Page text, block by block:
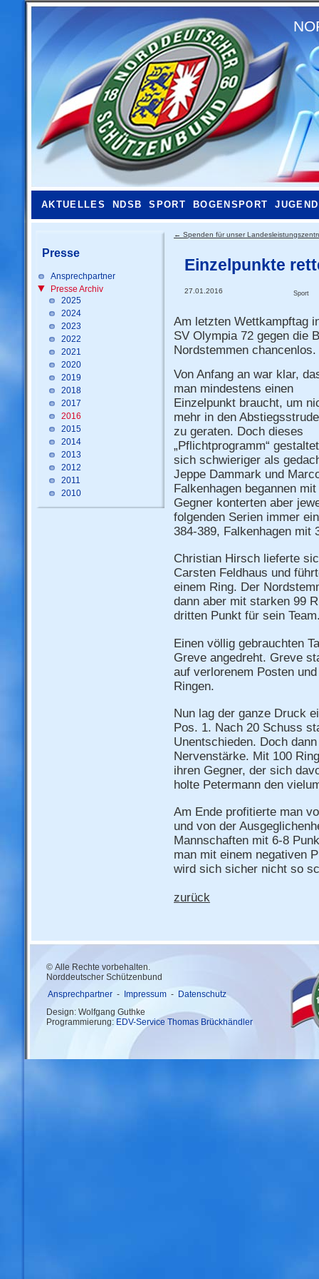
AKTUELLES NDSB SPORT BOGENSPORT JUGEND
Presse
Ansprechpartner
Presse Archiv
2025
2024
2023
2022
2021
2020
2019
2018
2017
2016
2015
2014
2013
2012
2011
2010
← Spenden für unser
Einzelpunkte
27.01.2016 Sport
Am letzten Wettkampftag
SV Olympia 72 gegen die
Nordstemmen chancenlos.
Von Anfang an war klar,
man mindestens einen
Einzelpunkt braucht, um
mehr in den
zu geraten. Doch dieses
„Pflichtprogramm“
sich schwieriger als
Jeppe Dammark und
Falkenhagen begannen
Gegner konterten aber
folgenden Serien immer
384-389, Falkenhagen mit
Christian Hirsch lieferte
Carsten Feldhaus und
einem Ring. Der
dann aber mit starken 99
dritten Punkt für sein
Einen völlig gebrauchten
Greve angedreht. Greve
auf verlorenem Posten
Ringen.
Nun lag der ganze Druck
Pos. 1. Nach 20 Schuss
Unentschieden. Doch
Nervenstärke. Mit 100
ihren Gegner, der sich
holte Petermann den
Am Ende profitierte man
und von der
Mannschaften mit 6-8
man mit einem negativen
wird sich sicher nicht so
zurück
© Alle Rechte vorbehalten.
Norddeutscher Schützenbund
Ansprechpartner - Impressum - Datenschutz
Design: Wolfgang Guthke
Programmierung: EDV-Service Thomas Brückhändler